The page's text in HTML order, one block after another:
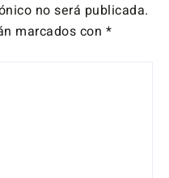
no será publicada.
marcados con *